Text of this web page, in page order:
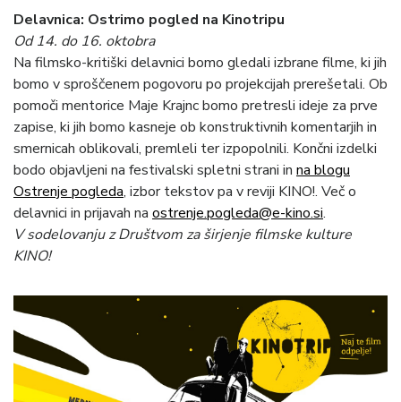
Delavnica: Ostrimo pogled na Kinotripu
Od 14. do 16. oktobra
Na filmsko-kritiški delavnici bomo gledali izbrane filme, ki jih
bomo v sproščenem pogovoru po projekcijah prerešetali. Ob
pomoči mentorice Maje Krajnc bomo pretresli ideje za prve
zapise, ki jih bomo kasneje ob konstruktivnih komentarjih in
smernicah oblikovali, premleli ter izpopolnili. Končni izdelki
bodo objavljeni na festivalski spletni strani in na blogu
Ostrenje pogleda, izbor tekstov pa v reviji KINO!. Več o
delavnici in prijavah na ostrenje.pogleda@e-kino.si.
V sodelovanju z Društvom za širjenje filmske kulture
KINO!